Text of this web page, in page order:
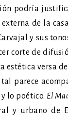
podría
de la casa
y sus
corte de
estética versa
parece
lo poético. El
y urbano de